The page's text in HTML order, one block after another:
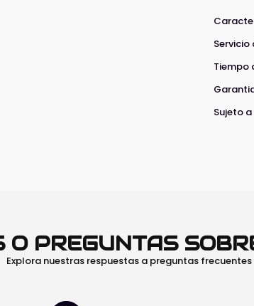
Servicio
Tiempo
Sujeto
O PREGUNTAS
Explora nuestras respuestas a preguntas